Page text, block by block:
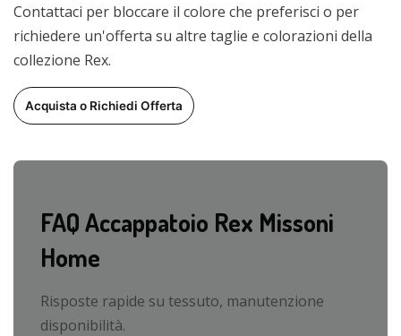
Contattaci per bloccare il colore che preferisci o per
richiedere un'offerta su altre taglie e colorazioni della
collezione Rex.
Acquista o Richiedi Offerta
FAQ Accappatoio Rex Missoni
Home
Risposte rapide su tessuto, manutenzione
disponibilità.